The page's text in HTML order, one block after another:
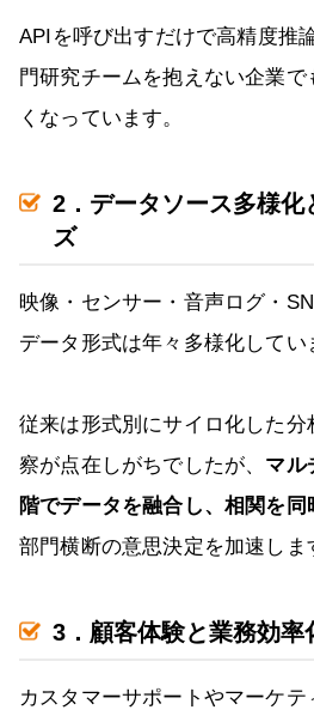
APIを呼び出すだけで高精度推
門研究チームを抱えない企業
くなっています。
2．データソース多様化
ズ
映像・センサー・音声ログ・
データ形式は年々多様化してい
従来は形式別にサイロ化した分
察が点在しがちでしたが、 マル
階でデータを融合し、相関を同
部門横断の意思決定を加速しま
3．顧客体験と業務効率
カスタマーサポートやマーケテ